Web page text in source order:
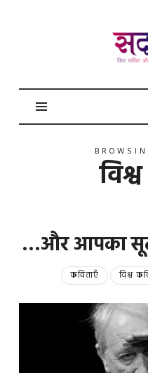
…और आपका सूट
कविताएँ विश्व